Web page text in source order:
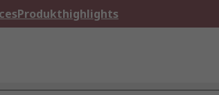
Produkthighlights